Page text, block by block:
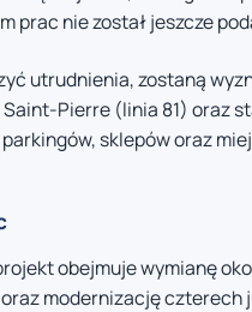
prac nie został jeszcze
utrudnienia, zostaną
Pierre (linia 81) oraz
sklepów oraz
obejmuje wymianę
modernizację czterech